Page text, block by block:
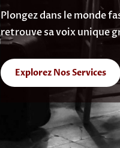
Plongez dans le monde
retrouve sa voix unique
Explorez Nos Services